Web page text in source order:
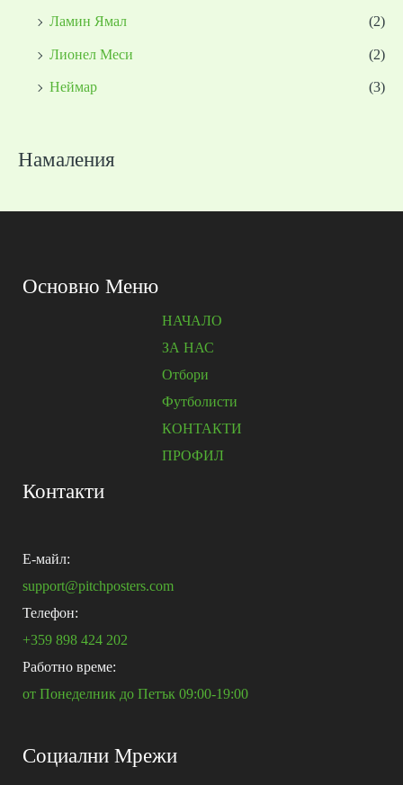
Ламин Ямал
(2)
Лионел Меси
(2)
Неймар
(3)
Намаления
Основно Меню
НАЧАЛО
ЗА НАС
Отбори
Футболисти
КОНТАКТИ
ПРОФИЛ
Контакти
E-майл:
support@pitchposters.com
Телефон:
+359 898 424 202
Работно време:
от Понеделник до Петък 09:00-19:00
Социални Мрежи